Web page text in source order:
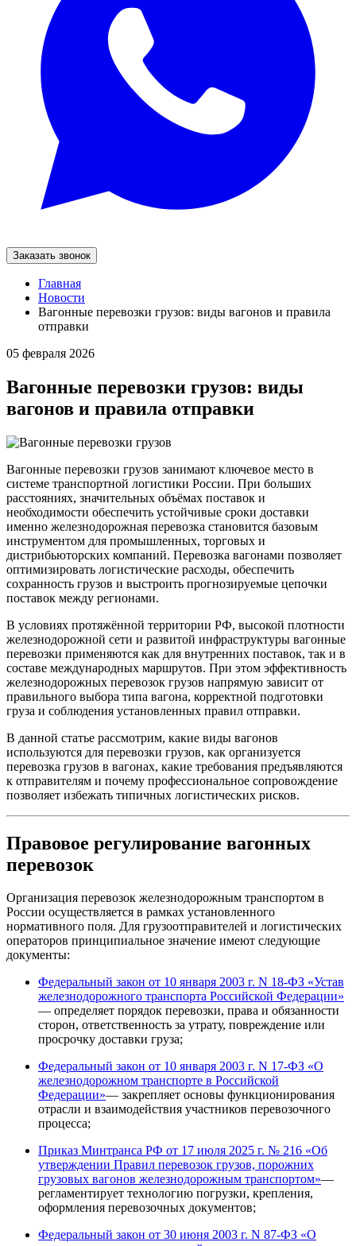
Заказать звонок
Главная
Новости
Вагонные перевозки грузов: виды вагонов и правила
отправки
05 февраля 2026
Вагонные перевозки грузов: виды
вагонов и правила отправки
Вагонные перевозки грузов занимают ключевое место в
системе транспортной логистики России. При больших
расстояниях, значительных объёмах поставок и
необходимости обеспечить устойчивые сроки доставки
именно железнодорожная перевозка становится базовым
инструментом для промышленных, торговых и
дистрибьюторских компаний. Перевозка вагонами позволяет
оптимизировать логистические расходы, обеспечить
сохранность грузов и выстроить прогнозируемые цепочки
поставок между регионами.
В условиях протяжённой территории РФ, высокой плотности
железнодорожной сети и развитой инфраструктуры вагонные
перевозки применяются как для внутренних поставок, так и в
составе международных маршрутов. При этом эффективность
железнодорожных перевозок грузов напрямую зависит от
правильного выбора типа вагона, корректной подготовки
груза и соблюдения установленных правил отправки.
В данной статье рассмотрим, какие виды вагонов
используются для перевозки грузов, как организуется
перевозка грузов в вагонах, какие требования предъявляются
к отправителям и почему профессиональное сопровождение
позволяет избежать типичных логистических рисков.
Правовое регулирование вагонных
перевозок
Организация перевозок железнодорожным транспортом в
России осуществляется в рамках установленного
нормативного поля. Для грузоотправителей и логистических
операторов принципиальное значение имеют следующие
документы:
Федеральный закон от 10 января 2003 г. N 18-ФЗ «Устав
железнодорожного транспорта Российской Федерации»
— определяет порядок перевозки, права и обязанности
сторон, ответственность за утрату, повреждение или
просрочку доставки груза;
Федеральный закон от 10 января 2003 г. N 17-ФЗ «О
железнодорожном транспорте в Российской
Федерации»— закрепляет основы функционирования
отрасли и взаимодействия участников перевозочного
процесса;
Приказ Минтранса РФ от 17 июля 2025 г. № 216 «Об
утверждении Правил перевозок грузов, порожних
грузовых вагонов железнодорожным транспортом»—
регламентирует технологию погрузки, крепления,
оформления перевозочных документов;
Федеральный закон от 30 июня 2003 г. N 87-ФЗ «О